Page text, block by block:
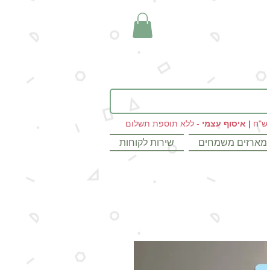
| איסוף עצמי - ללא תוספת תשלום
מארזים משמחים שירות לקוחות